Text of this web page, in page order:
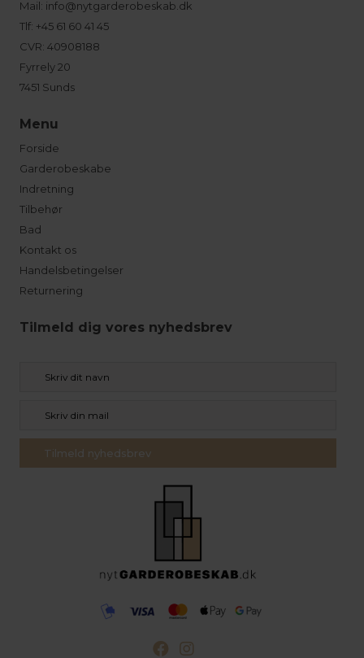
Mail: info@nytgarderobeskab.dk
Tlf: +45 61 60 41 45
CVR: 40908188
Fyrrely 20
7451 Sunds
Menu
Forside
Garderobeskabe
Indretning
Tilbehør
Bad
Kontakt os
Handelsbetingelser
Returnering
Tilmeld dig vores nyhedsbrev